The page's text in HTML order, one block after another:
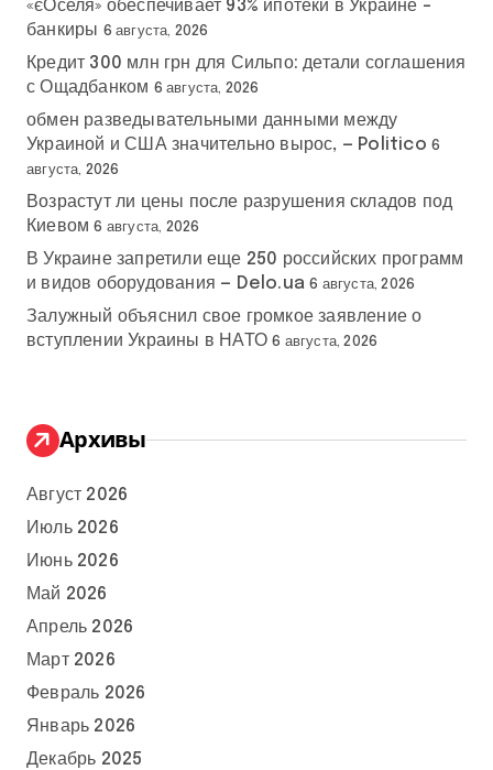
«єОселя» обеспечивает 93% ипотеки в Украине –
банкиры 6 августа, 2026
Кредит 300 млн грн для Сильпо: детали соглашения
с Ощадбанком 6 августа, 2026
обмен разведывательными данными между
Украиной и США значительно вырос, — Politico 6
августа, 2026
Возрастут ли цены после разрушения складов под
Киевом 6 августа, 2026
В Украине запретили еще 250 российских программ
и видов оборудования — Delo.ua 6 августа, 2026
Залужный объяснил свое громкое заявление о
вступлении Украины в НАТО 6 августа, 2026
Архивы
Август 2026
Июль 2026
Июнь 2026
Май 2026
Апрель 2026
Март 2026
Февраль 2026
Январь 2026
Декабрь 2025